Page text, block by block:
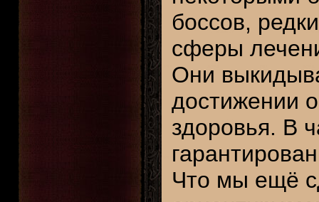
боссов,
сферы
Они
достижении
здоровья. В
Что мы ещё